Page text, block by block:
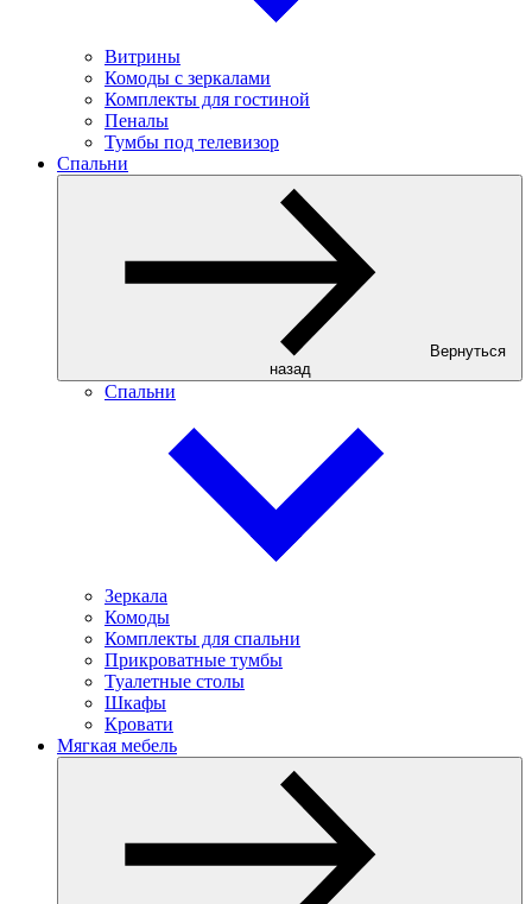
Витрины
Комоды с зеркалами
Комплекты для гостиной
Пеналы
Тумбы под телевизор
Спальни
Вернуться
назад
Спальни
Зеркала
Комоды
Комплекты для спальни
Прикроватные тумбы
Туалетные столы
Шкафы
Кровати
Мягкая мебель